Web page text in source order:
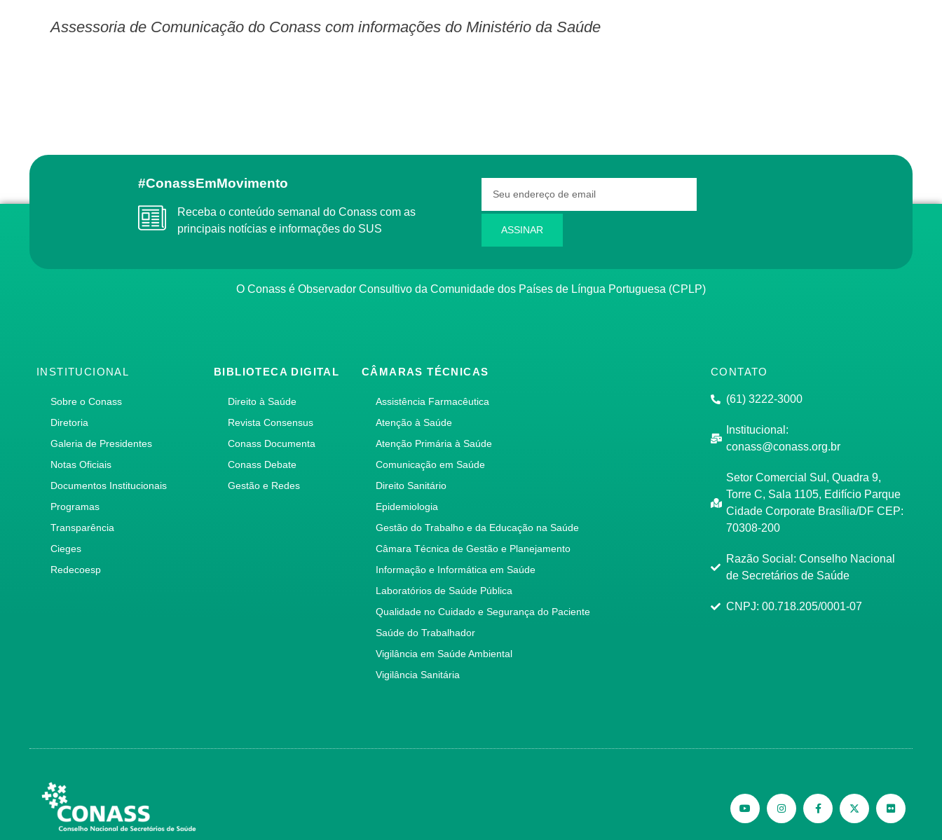
Assessoria de Comunicação do Conass com informações do Ministério da Saúde
#ConassEmMovimento
Receba o conteúdo semanal do Conass com as
principais notícias e informações do SUS
ASSINAR
O Conass é Observador Consultivo da Comunidade dos Países de Língua Portuguesa (CPLP)
INSTITUCIONAL
Sobre o Conass
Diretoria
Galeria de Presidentes
Notas Oficiais
Documentos Institucionais
Programas
Transparência
Cieges
Redecoesp
BIBLIOTECA DIGITAL
Direito à Saúde
Revista Consensus
Conass Documenta
Conass Debate
Gestão e Redes
CÂMARAS TÉCNICAS
Assistência Farmacêutica
Atenção à Saúde
Atenção Primária à Saúde
Comunicação em Saúde
Direito Sanitário
Epidemiologia
Gestão do Trabalho e da Educação na Saúde
Câmara Técnica de Gestão e Planejamento
Informação e Informática em Saúde
Laboratórios de Saúde Pública
Qualidade no Cuidado e Segurança do Paciente
Saúde do Trabalhador
Vigilância em Saúde Ambiental
Vigilância Sanitária
CONTATO
(61) 3222-3000
Institucional:
conass@conass.org.br
Setor Comercial Sul, Quadra 9,
Torre C, Sala 1105, Edifício Parque
Cidade Corporate Brasília/DF CEP:
70308-200
Razão Social: Conselho Nacional
de Secretários de Saúde
CNPJ: 00.718.205/0001-07